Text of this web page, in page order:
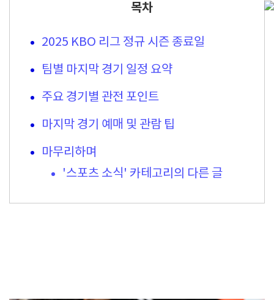
목차
2025 KBO 리그 정규 시즌 종료일
팀별 마지막 경기 일정 요약
주요 경기별 관전 포인트
마지막 경기 예매 및 관람 팁
마무리하며
'스포츠 소식' 카테고리의 다른 글